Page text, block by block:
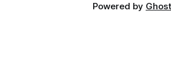
Powered by Ghost